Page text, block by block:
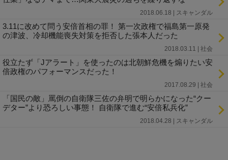
2018.06.18 | スキャンダル
3.11に改めて問う安倍首相の罪！ 第一次政権で福島第一原発
の津波、冷却機能喪失対策を拒否した張本人だった
2018.03.11 | 社会
役立たず「Jアラート」を使ったのは北朝鮮危機を煽りたい安
倍政権のパフォーマンスだった！
2017.08.29 | 社会
「国民の敵」罵倒の自衛隊三佐の弁明で明らかになった“クー
デター”より恐ろしい事態！ 自衛隊で進む“安倍私兵化”
2018.04.28 | スキャンダル